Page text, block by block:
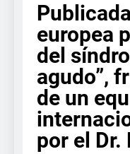
europea
del
agudo”,
de un
por el Dr.